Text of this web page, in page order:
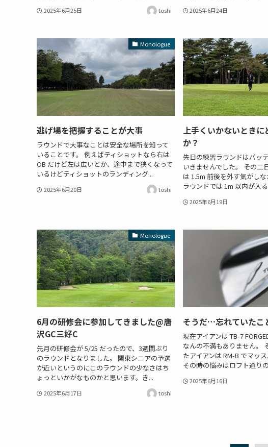
2025年6月25日 toshi 2025年6月24日
Monologue
逃げ場を把握することが大事
ラウンドで大事なことは安全な場所を知って
いることです。 例えばティショットなら右は
OB だけど左は広いとか、途中まで狭くなって
いるけどティショットのランディング...
2025年6月20日 toshi
上手くいかないときに
か？
先日の練習ラウンドはパッ
いきませんでした。 その二
は 1.5m 前後を外す気がし
ラウンドでは 1m 以内が入
2025年6月19日
Monologue
6月の研修会に参加してきました@唐
沢GC三好C
先月の研修会が 5/25 だったので、3週間ぶり
のラウンドとなりました。 関東シニアの予選
が近いというのにこのラウンドの少なさはち
ょっといかがなものかと思います。き...
2025年6月17日 toshi
そうだ…忘れていたこ
現在アイアンは TB-7
なんの不満もありません。
たアイアンは RM-B でマッ
その時の悩みはロフト通り
2025年6月16日